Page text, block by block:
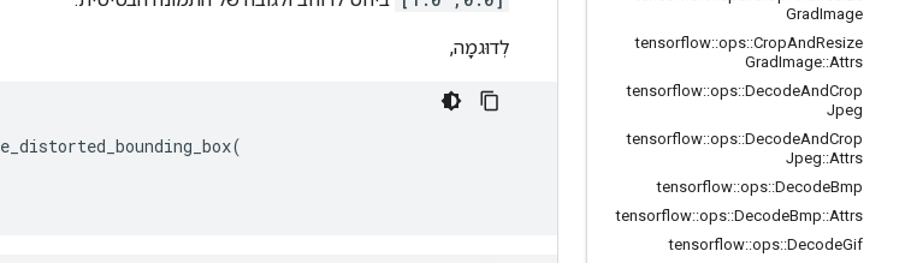
GradImage
tensorflow::ops::CropAndResize
GradImage::Attrs
tensorflow::ops::DecodeAndCrop
Jpeg
tensorflow::ops::DecodeAndCrop
Jpeg::Attrs
tensorflow::ops::DecodeBmp
tensorflow::ops::DecodeBmp::Attrs
tensorflow::ops::DecodeGif
לְדוּגמָה,